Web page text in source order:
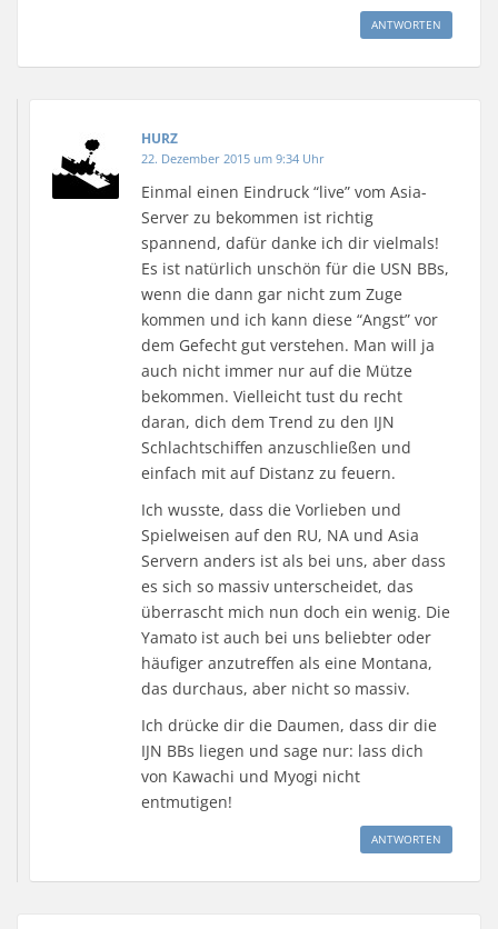
ANTWORTEN
HURZ
22. Dezember 2015 um 9:34 Uhr
Einmal einen Eindruck “live” vom Asia-
Server zu bekommen ist richtig
spannend, dafür danke ich dir vielmals!
Es ist natürlich unschön für die USN BBs,
wenn die dann gar nicht zum Zuge
kommen und ich kann diese “Angst” vor
dem Gefecht gut verstehen. Man will ja
auch nicht immer nur auf die Mütze
bekommen. Vielleicht tust du recht
daran, dich dem Trend zu den IJN
Schlachtschiffen anzuschließen und
einfach mit auf Distanz zu feuern.
Ich wusste, dass die Vorlieben und
Spielweisen auf den RU, NA und Asia
Servern anders ist als bei uns, aber dass
es sich so massiv unterscheidet, das
überrascht mich nun doch ein wenig. Die
Yamato ist auch bei uns beliebter oder
häufiger anzutreffen als eine Montana,
das durchaus, aber nicht so massiv.
Ich drücke dir die Daumen, dass dir die
IJN BBs liegen und sage nur: lass dich
von Kawachi und Myogi nicht
entmutigen!
ANTWORTEN